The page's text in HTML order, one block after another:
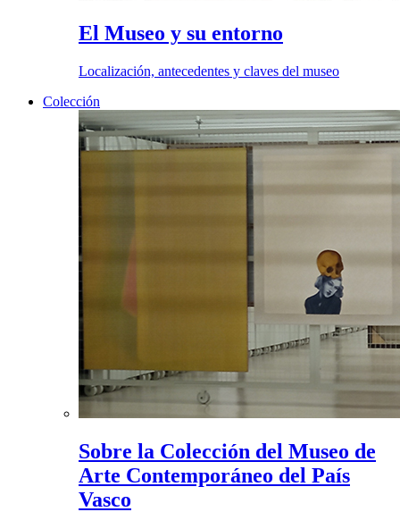
El Museo y su entorno
Localización, antecedentes y claves del museo
Colección
Sobre la Colección del Museo de
Arte Contemporáneo del País
Vasco